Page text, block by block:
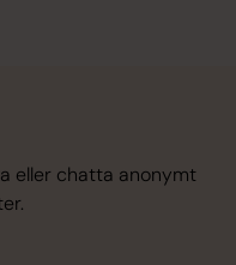
eller chatta anonymt